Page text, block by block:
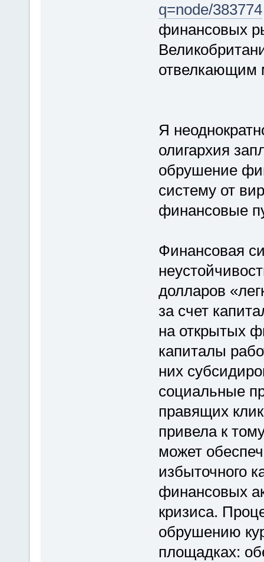
q=node/383774
финансовых
отвелкающим
Я
олигархия
обрушение
систему от
финансовые
Финансовая
долларов
за счет
на открытых
капиталы
них
социальные
правящих
привела к
может
избыточного
финансовых
кризиса.
обрушению
площадках: